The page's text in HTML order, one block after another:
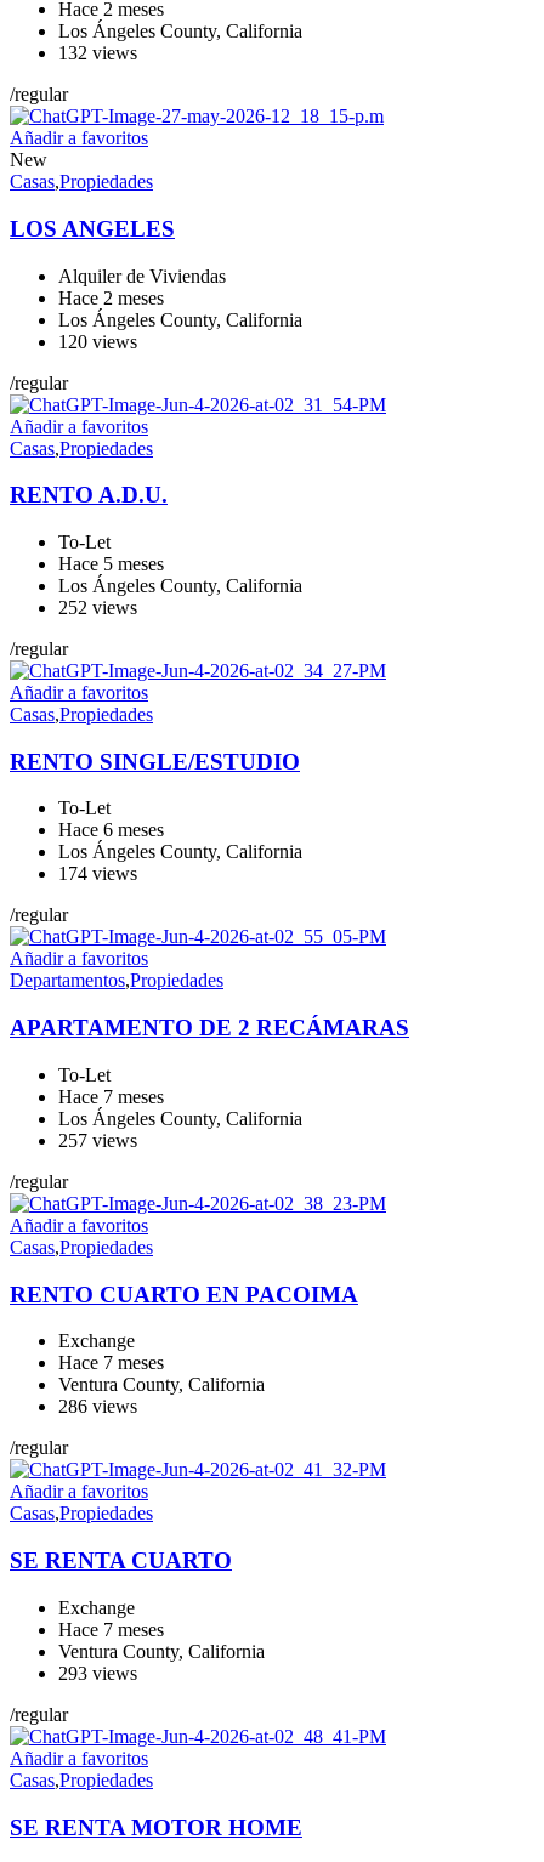
Hace 2 meses
Los Ángeles County, California
132 views
/regular
Añadir a favoritos
New
Casas,Propiedades
LOS ANGELES
Alquiler de Viviendas
Hace 2 meses
Los Ángeles County, California
120 views
/regular
Añadir a favoritos
Casas,Propiedades
RENTO A.D.U.
To-Let
Hace 5 meses
Los Ángeles County, California
252 views
/regular
Añadir a favoritos
Casas,Propiedades
RENTO SINGLE/ESTUDIO
To-Let
Hace 6 meses
Los Ángeles County, California
174 views
/regular
Añadir a favoritos
Departamentos,Propiedades
APARTAMENTO DE 2 RECÁMARAS
To-Let
Hace 7 meses
Los Ángeles County, California
257 views
/regular
Añadir a favoritos
Casas,Propiedades
RENTO CUARTO EN PACOIMA
Exchange
Hace 7 meses
Ventura County, California
286 views
/regular
Añadir a favoritos
Casas,Propiedades
SE RENTA CUARTO
Exchange
Hace 7 meses
Ventura County, California
293 views
/regular
Añadir a favoritos
Casas,Propiedades
SE RENTA MOTOR HOME